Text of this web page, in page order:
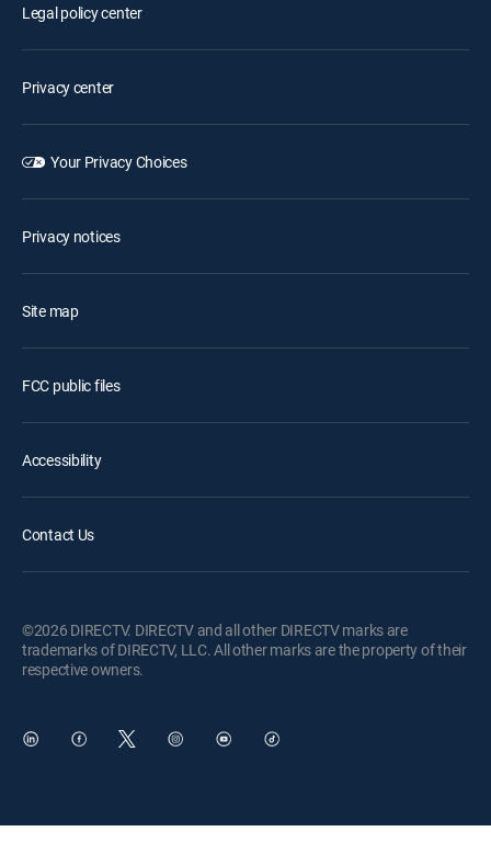
Legal policy center
Privacy center
Your Privacy Choices
Privacy notices
Site map
FCC public files
Accessibility
Contact Us
©2026 DIRECTV. DIRECTV and all other DIRECTV marks are
trademarks of DIRECTV, LLC. All other marks are the property of their
respective owners.